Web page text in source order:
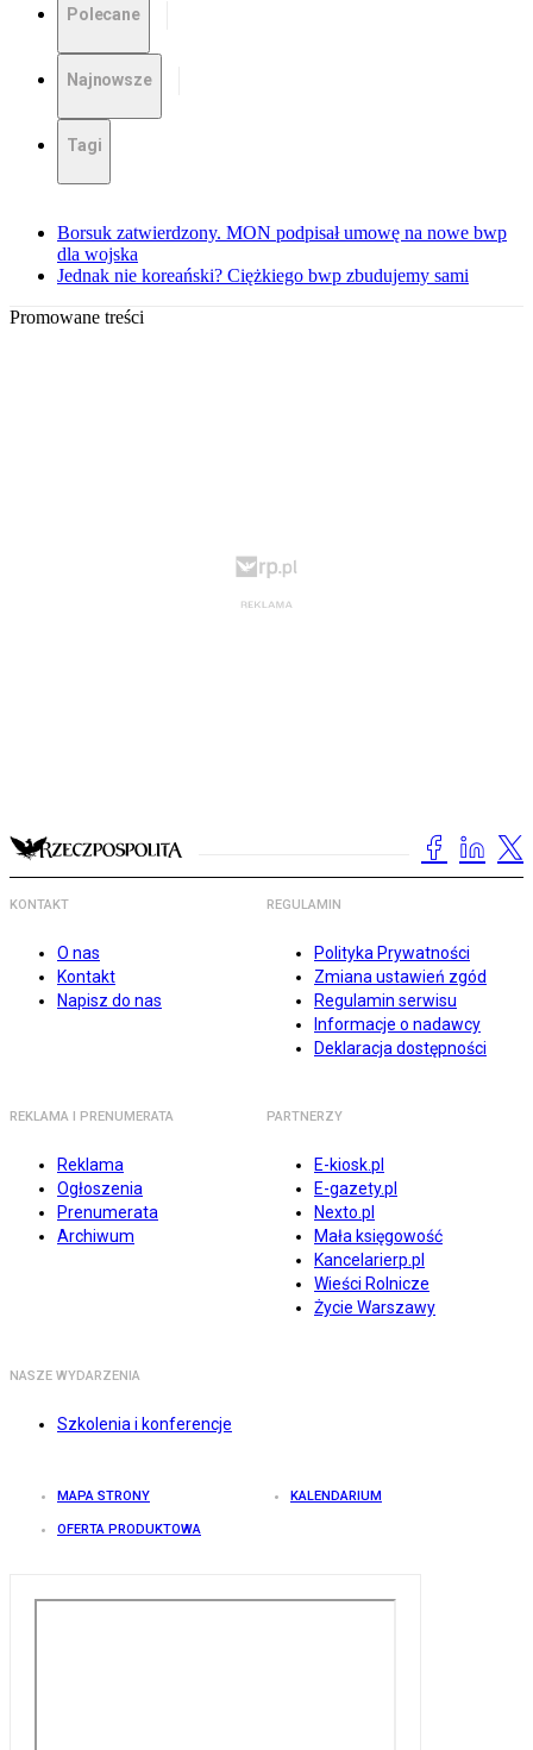
Polecane
Najnowsze
Tagi
Borsuk zatwierdzony. MON podpisał umowę na nowe bwp
dla wojska
Jednak nie koreański? Ciężkiego bwp zbudujemy sami
Promowane treści
KONTAKT
O nas
Kontakt
Napisz do nas
REGULAMIN
Polityka Prywatności
Zmiana ustawień zgód
Regulamin serwisu
Informacje o nadawcy
Deklaracja dostępności
REKLAMA I PRENUMERATA
Reklama
Ogłoszenia
Prenumerata
Archiwum
PARTNERZY
E-kiosk.pl
E-gazety.pl
Nexto.pl
Mała księgowość
Kancelarierp.pl
Wieści Rolnicze
Życie Warszawy
NASZE WYDARZENIA
Szkolenia i konferencje
MAPA STRONY KALENDARIUM
OFERTA PRODUKTOWA